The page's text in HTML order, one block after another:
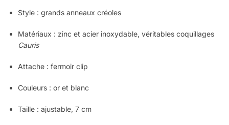
Style : grands anneaux créoles
Matériaux : zinc et acier inoxydable, véritables coquillages
Cauris
Attache : fermoir clip
Couleurs : or et blanc
Taille : ajustable, 7 cm